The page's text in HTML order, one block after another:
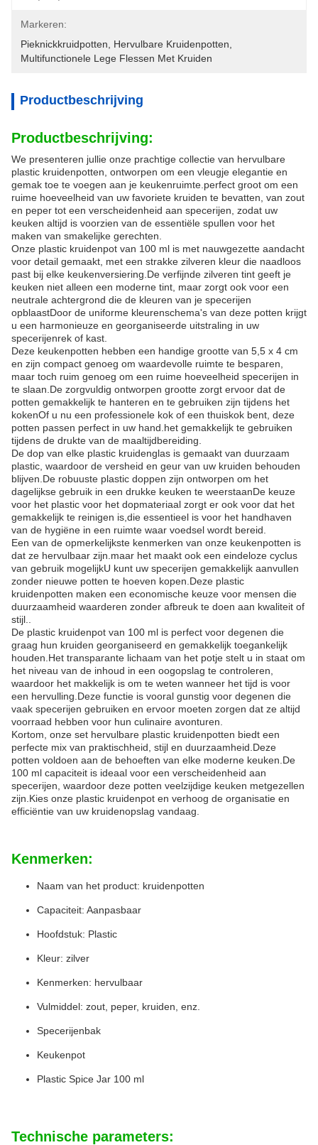
Markeren:
Pieknickkruidpotten
Hervulbare Kruidenpotten
Multifunctionele Lege Flessen Met Kruiden
Productbeschrijving
Productbeschrijving:
We presenteren jullie onze prachtige collectie van hervulbare
plastic kruidenpotten, ontworpen om een vleugje elegantie en
gemak toe te voegen aan je keukenruimte.perfect groot om een
ruime hoeveelheid van uw favoriete kruiden te bevatten, van zout
en peper tot een verscheidenheid aan specerijen, zodat uw
keuken altijd is voorzien van de essentiële spullen voor het
maken van smakelijke gerechten.
Onze plastic kruidenpot van 100 ml is met nauwgezette aandacht
voor detail gemaakt, met een strakke zilveren kleur die naadloos
past bij elke keukenversiering.De verfijnde zilveren tint geeft je
keuken niet alleen een moderne tint, maar zorgt ook voor een
neutrale achtergrond die de kleuren van je specerijen
opblaastDoor de uniforme kleurenschema's van deze potten krijgt
u een harmonieuze en georganiseerde uitstraling in uw
specerijenrek of kast.
Deze keukenpotten hebben een handige grootte van 5,5 x 4 cm
en zijn compact genoeg om waardevolle ruimte te besparen,
maar toch ruim genoeg om een ruime hoeveelheid specerijen in
te slaan.De zorgvuldig ontworpen grootte zorgt ervoor dat de
potten gemakkelijk te hanteren en te gebruiken zijn tijdens het
kokenOf u nu een professionele kok of een thuiskok bent, deze
potten passen perfect in uw hand.het gemakkelijk te gebruiken
tijdens de drukte van de maaltijdbereiding.
De dop van elke plastic kruidenglas is gemaakt van duurzaam
plastic, waardoor de versheid en geur van uw kruiden behouden
blijven.De robuuste plastic doppen zijn ontworpen om het
dagelijkse gebruik in een drukke keuken te weerstaanDe keuze
voor het plastic voor het dopmateriaal zorgt er ook voor dat het
gemakkelijk te reinigen is,die essentieel is voor het handhaven
van de hygiëne in een ruimte waar voedsel wordt bereid.
Een van de opmerkelijkste kenmerken van onze keukenpotten is
dat ze hervulbaar zijn.maar het maakt ook een eindeloze cyclus
van gebruik mogelijkU kunt uw specerijen gemakkelijk aanvullen
zonder nieuwe potten te hoeven kopen.Deze plastic
kruidenpotten maken een economische keuze voor mensen die
duurzaamheid waarderen zonder afbreuk te doen aan kwaliteit of
stijl..
De plastic kruidenpot van 100 ml is perfect voor degenen die
graag hun kruiden georganiseerd en gemakkelijk toegankelijk
houden.Het transparante lichaam van het potje stelt u in staat om
het niveau van de inhoud in een oogopslag te controleren,
waardoor het makkelijk is om te weten wanneer het tijd is voor
een hervulling.Deze functie is vooral gunstig voor degenen die
vaak specerijen gebruiken en ervoor moeten zorgen dat ze altijd
voorraad hebben voor hun culinaire avonturen.
Kortom, onze set hervulbare plastic kruidenpotten biedt een
perfecte mix van praktischheid, stijl en duurzaamheid.Deze
potten voldoen aan de behoeften van elke moderne keuken.De
100 ml capaciteit is ideaal voor een verscheidenheid aan
specerijen, waardoor deze potten veelzijdige keuken metgezellen
zijn.Kies onze plastic kruidenpot en verhoog de organisatie en
efficiëntie van uw kruidenopslag vandaag.
Kenmerken:
Naam van het product: kruidenpotten
Capaciteit: Aanpasbaar
Hoofdstuk: Plastic
Kleur: zilver
Kenmerken: hervulbaar
Vulmiddel: zout, peper, kruiden, enz.
Specerijenbak
Keukenpot
Plastic Spice Jar 100 ml
Technische parameters: